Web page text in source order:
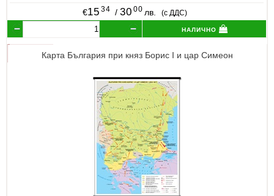
€15 34 / 30 00 лв. (с ДДС)
налично
Карта България при княз Борис I и цар Симеон